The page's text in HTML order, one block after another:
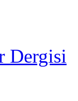
Dergisi